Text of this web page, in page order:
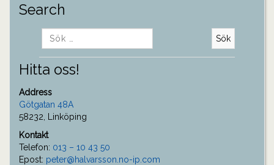
Search
Sök
efter:
Hitta oss!
Address
Götgatan 48A
58232, Linköping
Kontakt
Telefon: 013 – 10 43 50
Epost: peter@halvarsson.no-ip.com